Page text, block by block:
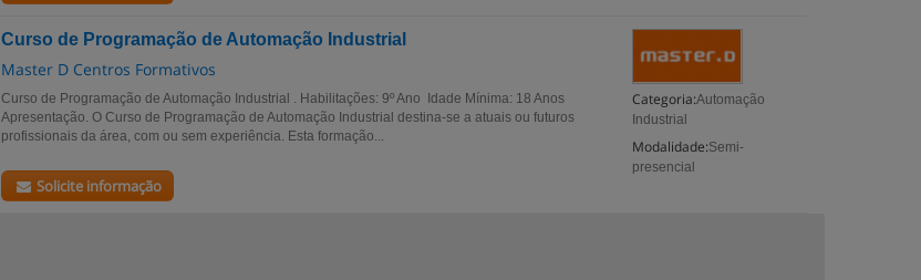
Curso de Programação de Automação Industrial
Master D Centros Formativos
Categoria:Automação
Industrial
Modalidade:Semi-
presencial
Curso de Programação de Automação Industrial . Habilitações: 9º Ano Idade Mínima: 18 Anos
Apresentação. O Curso de Programação de Automação Industrial destina-se a atuais ou futuros
profissionais da área, com ou sem experiência. Esta formação...
Solicite informação